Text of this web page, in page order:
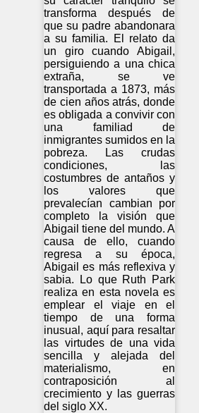
transforma después de
que su padre abandonara
a su familia. El relato da
un giro cuando Abigail,
persiguiendo a una chica
extraña, se ve
transportada a 1873, más
de cien años atrás, donde
es obligada a convivir con
una familiad de
inmigrantes sumidos en la
pobreza. Las crudas
condiciones, las
costumbres de antaños y
los valores que
prevalecían cambian por
completo la visión que
Abigail tiene del mundo. A
causa de ello, cuando
regresa a su época,
Abigail es más reflexiva y
sabia. Lo que Ruth Park
realiza en esta novela es
emplear el viaje en el
tiempo de una forma
inusual, aquí para resaltar
las virtudes de una vida
sencilla y alejada del
materialismo, en
contraposición al
crecimiento y las guerras
del siglo XX.